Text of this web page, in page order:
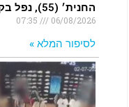
החנית׳ (55), נפל בקרב בדרום לבנון.
06/08/2026
לסיפור המלא »